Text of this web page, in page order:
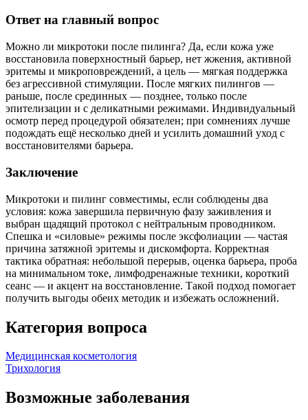
Ответ на главный вопрос
Можно ли микротоки после пилинга? Да, если кожа уже
восстановила поверхностный барьер, нет жжения, активной
эритемы и микроповреждений, а цель — мягкая поддержка
без агрессивной стимуляции. После мягких пилингов —
раньше, после срединных — позднее, только после
эпителизации и с деликатными режимами. Индивидуальный
осмотр перед процедурой обязателен; при сомнениях лучше
подождать ещё несколько дней и усилить домашний уход с
восстановителями барьера.
Заключение
Микротоки и пилинг совместимы, если соблюдены два
условия: кожа завершила первичную фазу заживления и
выбран щадящий протокол с нейтральным проводником.
Спешка и «силовые» режимы после эксфолиации — частая
причина затяжной эритемы и дискомфорта. Корректная
тактика обратная: небольшой перерыв, оценка барьера, проба
на минимальном токе, лимфодренажные техники, короткий
сеанс — и акцент на восстановление. Такой подход помогает
получить выгоды обеих методик и избежать осложнений.
Категория вопроса
Медицинская косметология
Трихология
Возможные заболевания